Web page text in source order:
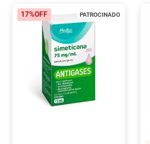
PATROCINADO
17%OFF